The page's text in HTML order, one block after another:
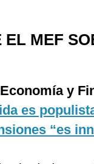
EL MEF
Economía y
es
“es